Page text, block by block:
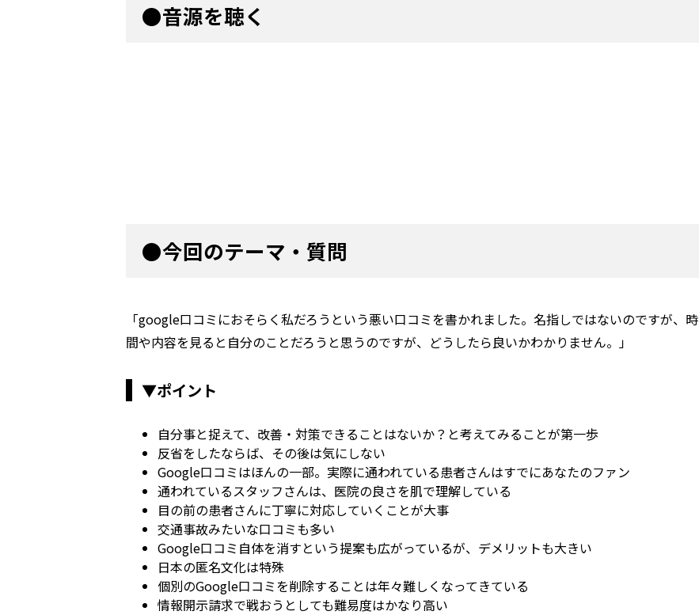
●音源を聴く
●今回のテーマ・質問
「google口コミにおそらく私だろうという悪い口コミを書かれました。名指しではないのですが、時
間や内容を見ると自分のことだろうと思うのですが、どうしたら良いかわかりません。」
▼ポイント
自分事と捉えて、改善・対策できることはないか？と考えてみることが第一歩
反省をしたならば、その後は気にしない
Google口コミはほんの一部。実際に通われている患者さんはすでにあなたのファン
通われているスタッフさんは、医院の良さを肌で理解している
目の前の患者さんに丁寧に対応していくことが大事
交通事故みたいな口コミも多い
Google口コミ自体を消すという提案も広がっているが、デメリットも大きい
日本の匿名文化は特殊
個別のGoogle口コミを削除することは年々難しくなってきている
情報開示請求で戦おうとしても難易度はかなり高い